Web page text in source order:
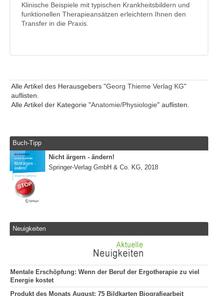
Klinische Beispiele mit typischen Krankheitsbildern und
funktionellen Therapieansätzen erleichtern Ihnen den
Transfer in die Praxis.
Alle Artikel des Herausgebers "Georg Thieme Verlag KG"
auflisten.
Alle Artikel der Kategorie "Anatomie/Physiologie" auflisten.
Buch-Tipp
Nicht ärgern - ändern!
Springer-Verlag GmbH & Co. KG, 2018
Neuigkeiten
Mentale Erschöpfung: Wenn der Beruf der Ergotherapie zu viel
Energie kostet
Produkt des Monats August: 75 Bildkarten Biografiearbeit